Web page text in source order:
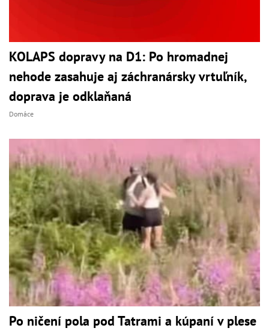
KOLAPS dopravy na D1: Po hromadnej
nehode zasahuje aj záchranársky vrtuľník,
doprava je odklaňaná
Domáce
Po ničení pola pod Tatrami a kúpaní v plese